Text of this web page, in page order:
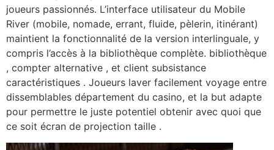
joueurs passionnés. L’interface utilisateur du Mobile
River (mobile, nomade, errant, fluide, pèlerin, itinérant)
maintient la fonctionnalité de la version interlinguale, y
compris l’accès à la bibliothèque complète. bibliothèque
, compter alternative , et client subsistance
caractéristiques . Joueurs laver facilement voyage entre
dissemblables département du casino, et la but adapte
pour permettre le juste potentiel obtenir avec quoi que
ce soit écran de projection taille .